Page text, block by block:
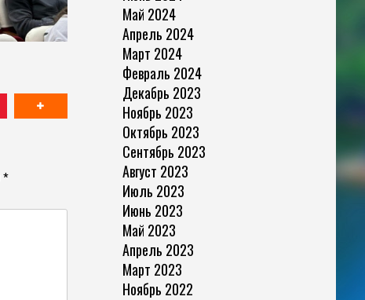
*
Май 2024
Апрель 2024
Март 2024
Февраль 2024
Декабрь 2023
Ноябрь 2023
Октябрь 2023
Сентябрь 2023
Август 2023
Июль 2023
Июнь 2023
Май 2023
Апрель 2023
Март 2023
Ноябрь 2022